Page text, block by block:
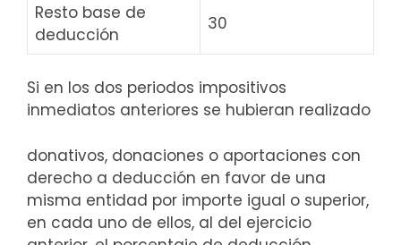
Resto base de
deducción
30
Si en los dos periodos impositivos
inmediatos anteriores se hubieran realizado
donativos, donaciones o aportaciones con
derecho a deducción en favor de una
misma entidad por importe igual o superior,
en cada uno de ellos, al del ejercicio